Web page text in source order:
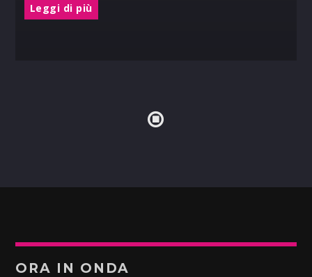
Leggi di più
ORA IN ONDA